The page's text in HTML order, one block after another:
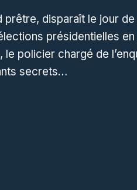
prêtre, disparaît le jour
présidentielles
policier chargé de
secrets…